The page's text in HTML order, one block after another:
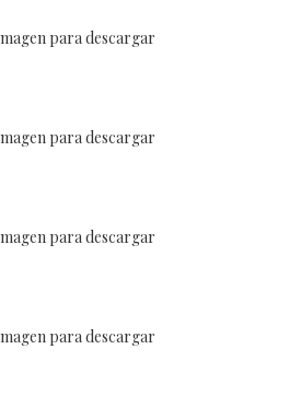
para descargar
para descargar
para descargar
para descargar